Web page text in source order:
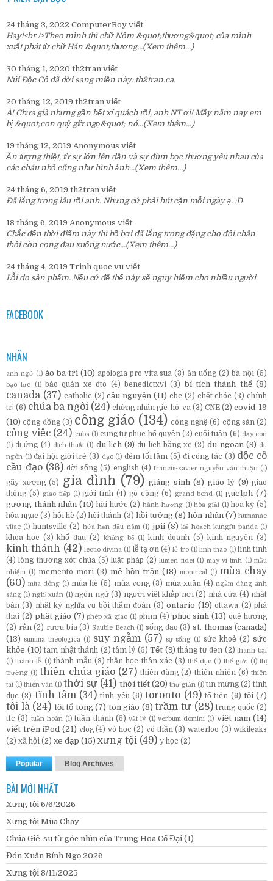
24 tháng 3, 2022 ComputerBoy viết
Hay!<br />Theo mình thì chữ Nôm &quot;thương&quot; của mình
xuất phát từ chữ Hán &quot;thương...(Xem thêm...)
30 tháng 1, 2020 th2tran viết
Núi Độc Cô đã dời sang miền này: th2tran.ca.
20 tháng 12, 2019 th2tran viết
À! Chưa già nhưng gần hết xí quách rồi, anh NT ơi! Mấy năm nay em
bị &quot;con quỷ giờ ngọ&quot; nó...(Xem thêm...)
19 tháng 12, 2019 Anonymous viết
Ấn tượng thiệt, từ sự lớn lên dần và sự đùm bọc thương yêu nhau của
các cháu nhỏ cũng như hình ảnh...(Xem thêm...)
24 tháng 6, 2019 th2tran viết
Đã lắng trong lâu rồi anh. Nhưng cứ phải hút cặn mỗi ngày ạ. :D
18 tháng 6, 2019 Anonymous viết
Chắc đến thời điểm này thì hồ bơi đã lắng trong đặng cho đôi chân
thôi còn cong đau xuống nước...(Xem thêm...)
24 tháng 4, 2019 Trinh quoc vu viết
Lỗi do sản phẩm. Nếu cứ để thế này sẽ nguy hiểm cho nhiều người
FACEBOOK
NHÃN
anh ngữ (1) ảo ba trì (10) apologia pro vita sua (3) ăn uống (2) bà nội (5)
bạo lực (1) bảo quản xe ôtô (4) benedictxvi (3) bí tích thánh thể (8)
canada (37) catholic (2) cầu nguyện (11) cbc (2) chết chóc (3) chính
trị (6) chúa ba ngôi (24) chứng nhân giê-hô-va (3) CNE (2) covid-19
(10) cộng đồng (3) công giáo (134) công nghệ (6) cộng sản (2)
công việc (24) cuba (1) cung tự phục hổ quyền (2) cuối tuần (6) dạy con
(1) dị ứng (4) dịch thuật (1) du lịch (9) du lịch bằng xe (2) du ngoạn (9) dụ
ngôn (1) đại hội giới trẻ (3) đạo (1) đêm tối tăm (5) đi công tác (3) độc cô
cầu đạo (36) đời sống (5) english (4) francis-xavier nguyễn văn thuận (1)
gãy xương (5) gia đình (79) giáng sinh (8) giáo lý (9) giao
thông (5) giao tiếp (1) giới tính (4) gò công (6) grand bend (1) guelph (7)
gương thánh nhân (10) hài hước (2) hành hương (1) hòa giải (1) hoa kỳ (5)
hỏa ngục (3) hội hè (2) hội thánh (3) hồi tưởng (8) hôn nhân (7) humanae
vitae (1) huntsville (2) hứa hẹn đầu năm (1) jpii (8) kế hoạch kungfu panda (1)
khoa học (3) khổ đau (2) khủng bố (1) kinh doanh (5) kinh nguyện (3)
kinh thánh (42) lectio divina (1) lễ tạ ơn (4) lễ tro (1) linh thao (1) linh tinh
(4) lòng thương xót chúa (5) luật pháp (2) lumen fidei (1) máy vi tính (1) mầu
nhiệm
(1) memento mori (3) mê hồn trận (18) montreal (1) mùa chay
(60) mùa đông (1) mùa hè (5) mùa vọng (3) mùa xuân (4) ngắm đàng ánh
sáng (1) nghỉ xuân (1) ngôn ngữ (3) người việt khắp nơi (2) nhà cửa (4) nhật
bản (3) nhật ký nghĩa vụ bồi thẩm đoàn (3) ontario (19) ottawa (2) phá
thai (2) phật giáo (7) phép xã giao (1) phim (4) phục sinh (13) quê hương
(2) rắn (2) rượu bia (3) Sauble Beach (1) sống đạo (3) st. thomas (canada)
(13)
summa theologica (1) suy ngẫm (57) sự sống (1) sức khoẻ (2) sức
khỏe (10) tam nhật thánh (2) tâm lý (5) Tết (9) tháng tư đen (2) thành bại
(1) thánh lễ (1) thánh mẫu (3) thần học thân xác (3) thể dục (1) thế giới (1) thị
trường (1) thiên chúa giáo (27) thiên đàng (2) thiên nhiên (6) thiên
tai (1) thiên văn (1) thời sự (41) thời tiết (20) thư giản (1) tin mừng (2) tình
dục (3) tĩnh tâm (34) tình yêu (6) toronto (49) tổ tiên (6) tội (7)
tôi là (24) tội tổ tông (7) tôn giáo (8) trầm tư (28) trung quốc (2)
ttc (3) tuần hoàn (1) tuần thánh (5) vật lý (1) verbum domini (1) việt nam (14)
viết trên iPod (21) vlog (4) võ học (2) vô thần (3) waterloo (3) wikileaks
(2) xã hội (2) xe đạp (15) xưng tội (49) y học (2)
Popular Blog Archives
BÀI MỚI NHẤT
Xưng tội 6/6/2026
Xưng tội Mùa Chay
Chúa Giê-su từ góc nhìn của Trung Hoa Cổ Đại (1)
Đón Xuân Bính Ngọ 2026
Xưng tội 8/11/2025